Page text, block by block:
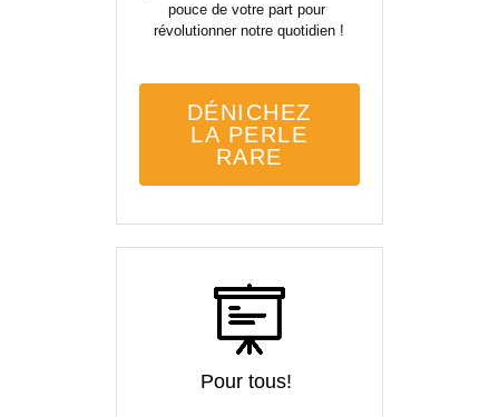
pouce de votre part pour
révolutionner notre quotidien !
DÉNICHEZ
LA PERLE
RARE
Pour tous!